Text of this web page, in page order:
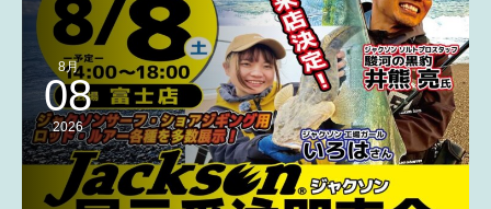
8月
08
2026